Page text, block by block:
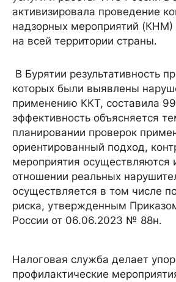
активизировала проведение
надзорных мероприятий (КНМ)
на всей территории страны.
В Бурятии результативность
которых были выявлены
применению ККТ, составила
эффективность объясняется
планировании проверок
ориентированный подход,
мероприятия осуществляются
отношении реальных
осуществляется в том числе
риска, утвержденным
России от 06.06.2023 № 88н.
Налоговая служба делает
профилактические